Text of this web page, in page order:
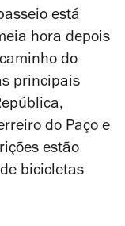
está
hora depois
do
principais
do Paço e
estão
bicicletas